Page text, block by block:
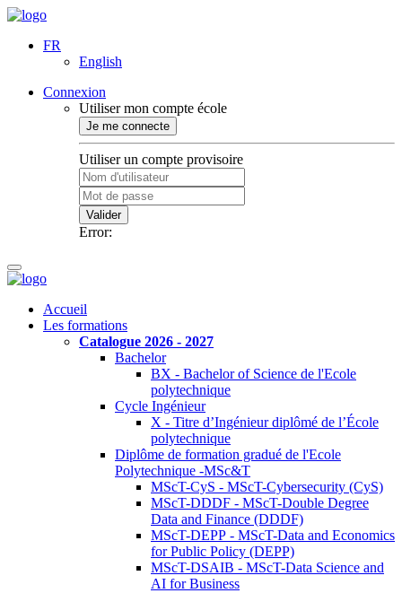
FR
English
Connexion
Utiliser mon compte école
Je me connecte
Utiliser un compte provisoire
Valider
Error:
Accueil
Les formations
Catalogue 2026 - 2027
Bachelor
BX - Bachelor of Science de l'Ecole
polytechnique
Cycle Ingénieur
X - Titre d’Ingénieur diplômé de l’École
polytechnique
Diplôme de formation gradué de l'Ecole
Polytechnique -MSc&T
MScT-CyS - MScT-Cybersecurity (CyS)
MScT-DDDF - MScT-Double Degree
Data and Finance (DDDF)
MScT-DEPP - MScT-Data and Economics
for Public Policy (DEPP)
MScT-DSAIB - MScT-Data Science and
AI for Business